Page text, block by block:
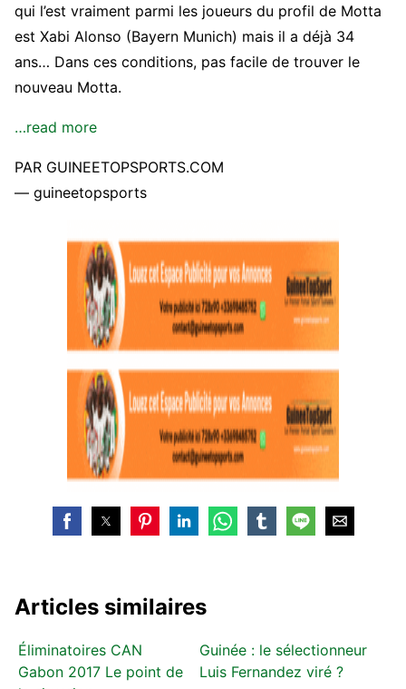
qui l’est vraiment parmi les joueurs du profil de Motta
est Xabi Alonso (Bayern Munich) mais il a déjà 34
ans… Dans ces conditions, pas facile de trouver le
nouveau Motta.
…read more
PAR GUINEETOPSPORTS.COM
— guineetopsports
Articles similaires
Éliminatoires CAN
Gabon 2017 Le point de
Guinée : le sélectionneur
Luis Fernandez viré ?